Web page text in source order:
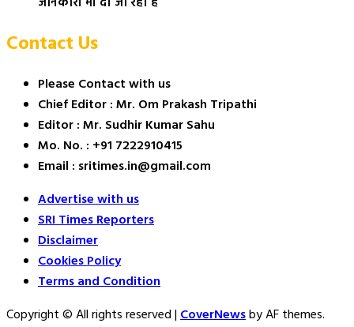
Contact Us
Please Contact with us
Chief Editor : Mr. Om Prakash Tripathi
Editor : Mr. Sudhir Kumar Sahu
Mo. No. : +91 7222910415
Email : sritimes.in@gmail.com
Advertise with us
SRI Times Reporters
Disclaimer
Cookies Policy
Terms and Condition
Copyright © All rights reserved|CoverNewsby AF themes.